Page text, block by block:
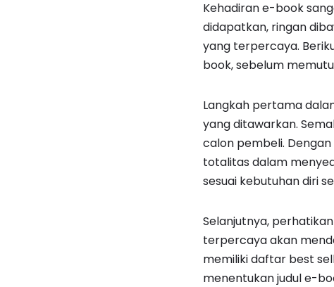
Kehadiran e-book
didapatkan, ringan
yang terpercaya.
book, sebelum
Langkah pertama
yang ditawarkan.
calon pembeli.
totalitas dalam
sesuai kebutuhan diri
Selanjutnya,
terpercaya akan
memiliki daftar best
menentukan judul e-